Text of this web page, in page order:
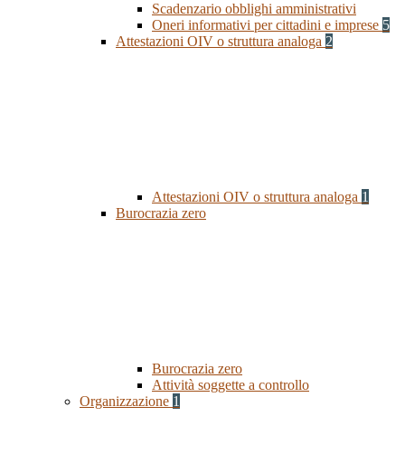
Scadenzario obblighi amministrativi
Oneri informativi per cittadini e imprese 5
Attestazioni OIV o struttura analoga 2
Attestazioni OIV o struttura analoga 1
Burocrazia zero
Burocrazia zero
Attività soggette a controllo
Organizzazione 1